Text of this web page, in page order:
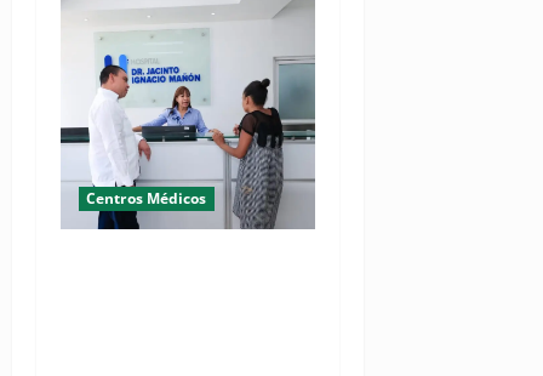
Centros Médicos